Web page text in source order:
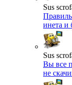
Sus
инета и
Sus
Вы все
не